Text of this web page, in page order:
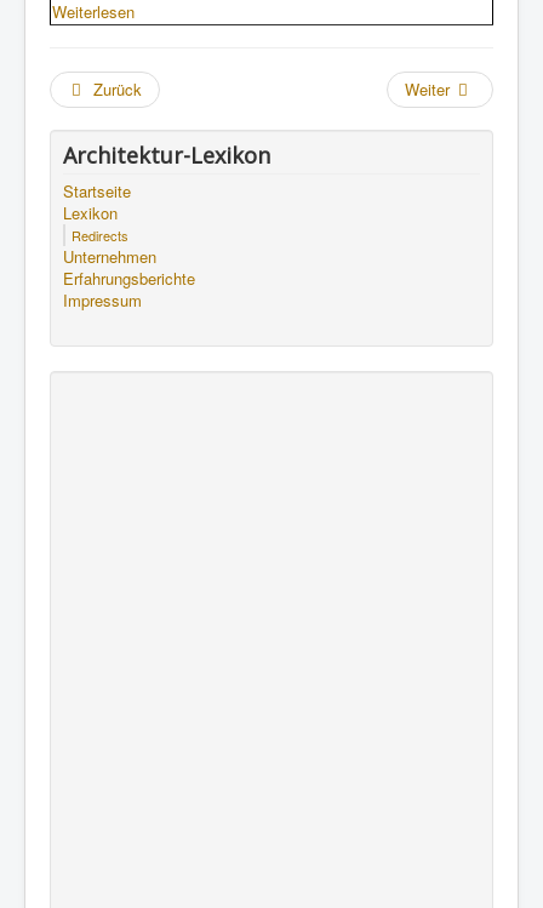
Weiterlesen
Zurück Weiter
Architektur-Lexikon
Startseite
Lexikon
Redirects
Unternehmen
Erfahrungsberichte
Impressum